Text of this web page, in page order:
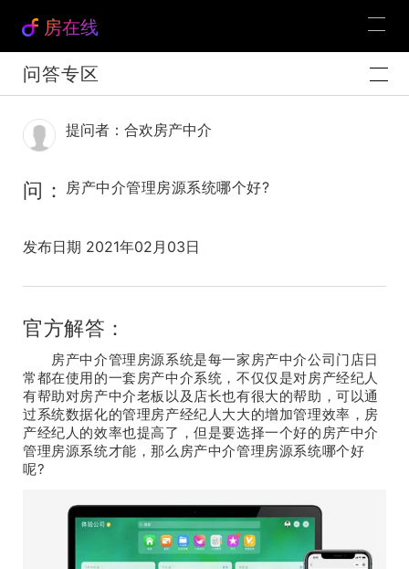
房在线
问答专区
提问者：合欢房产中介
问： 房产中介管理房源系统哪个好?
发布日期 2021年02月03日
官方解答：
房产中介管理房源系统是每一家房产中介公司门店日
常都在使用的一套房产中介系统，不仅仅是对房产经纪人
有帮助对房产中介老板以及店长也有很大的帮助，可以通
过系统数据化的管理房产经纪人大大的增加管理效率，房
产经纪人的效率也提高了，但是要选择一个好的房产中介
管理房源系统才能，那么房产中介管理房源系统哪个好
呢?